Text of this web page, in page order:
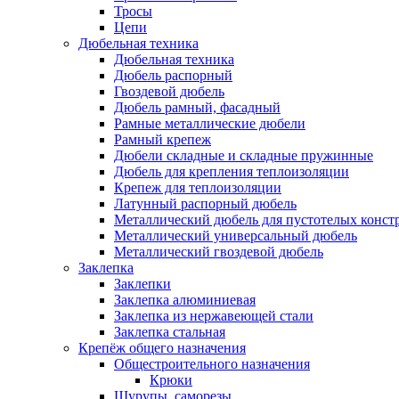
Тросы
Цепи
Дюбельная техника
Дюбельная техника
Дюбель распорный
Гвоздевой дюбель
Дюбель рамный, фасадный
Рамные металлические дюбели
Рамный крепеж
Дюбели складные и складные пружинные
Дюбель для крепления теплоизоляции
Крепеж для теплоизоляции
Латунный распорный дюбель
Металлический дюбель для пустотелых
Металлический универсальный дюбель
Металлический гвоздевой дюбель
Заклепка
Заклепки
Заклепка алюминиевая
Заклепка из нержавеющей стали
Заклепка стальная
Крепёж общего назначения
Общестроительного назначения
Крюки
Шурупы, саморезы